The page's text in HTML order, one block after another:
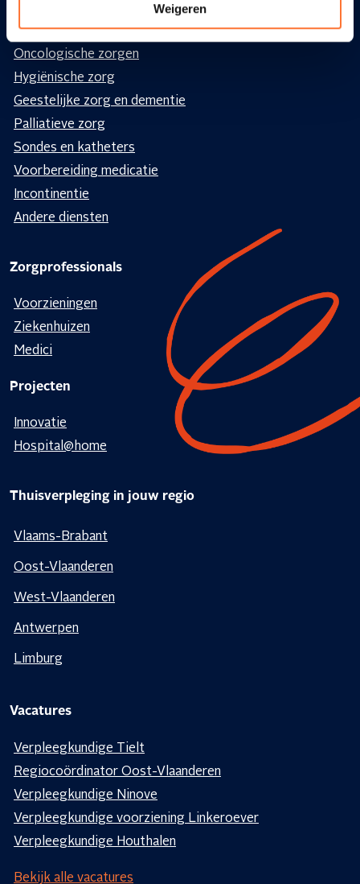
Weigeren
Stomazorg
Oncologische zorgen
Hygiënische zorg
Geestelijke zorg en dementie
Palliatieve zorg
Sondes en katheters
Voorbereiding medicatie
Incontinentie
Andere diensten
Zorgprofessionals
Voorzieningen
Ziekenhuizen
Medici
Projecten
Innovatie
Hospital@home
Thuisverpleging in jouw regio
Vlaams-Brabant
Oost-Vlaanderen
West-Vlaanderen
Antwerpen
Limburg
Vacatures
Verpleegkundige Tielt
Regiocoördinator Oost-Vlaanderen
Verpleegkundige Ninove
Verpleegkundige voorziening Linkeroever
Verpleegkundige Houthalen
Bekijk alle vacatures